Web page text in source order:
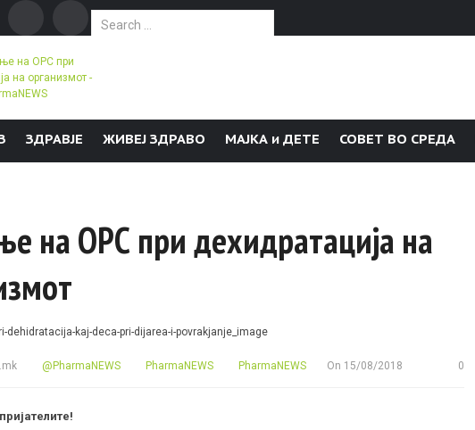
Search for:
ЗДРАВЈЕ ЖИВЕЈ ЗДРАВО МАЈКА и ДЕТЕ СОВЕТ ВО СРЕДА
на ОРС при дехидратација на
@PharmaNEWS PharmaNEWS PharmaNEWS On 15/08/2018 0